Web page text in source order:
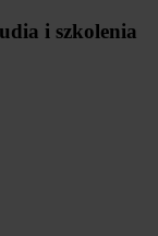
i szkolenia